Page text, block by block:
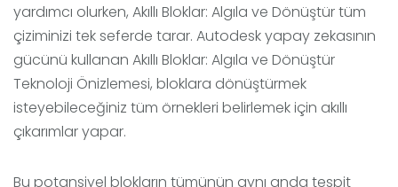
yardımcı olurken, Akıllı Bloklar: Algıla ve Dönüştür tüm
çiziminizi tek seferde tarar. Autodesk yapay zekasının
gücünü kullanan Akıllı Bloklar: Algıla ve Dönüştür
Teknoloji Önizlemesi, bloklara dönüştürmek
isteyebileceğiniz tüm örnekleri belirlemek için akıllı
çıkarımlar yapar.
Bu potansiyel blokların tümünün aynı anda tespit